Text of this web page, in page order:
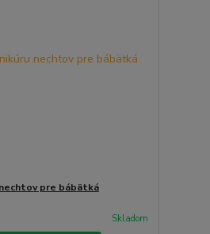
pre bábätká
Skladom